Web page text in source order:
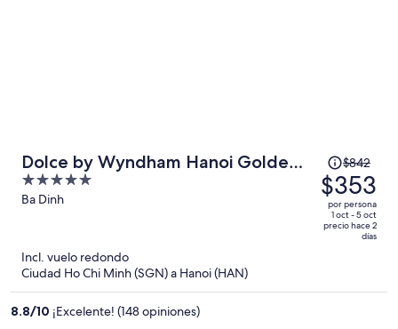
Dolce by Wyndham Hanoi Golden
Lake
5
out
Ba Dinh
El
precio
era
de
$842
es
$842
$353
por persona
1 oct - 5 oct
precio hace 2
días
Incl. vuelo redondo
Ciudad Ho Chi Minh (SGN) a Hanoi (HAN)
8.8/10 ¡Excelente! (148 opiniones)